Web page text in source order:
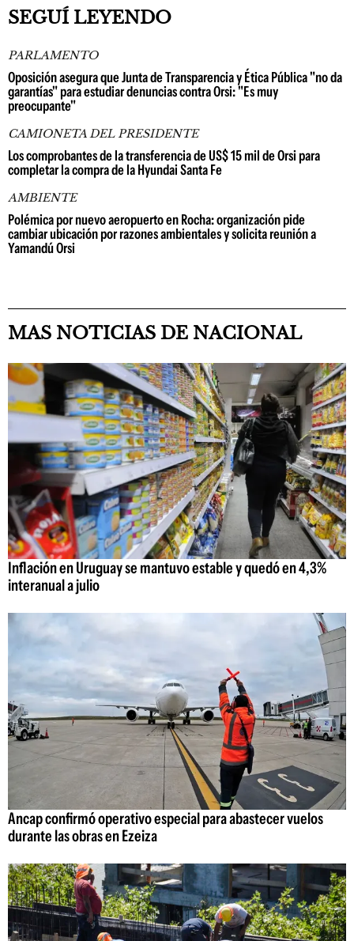
SEGUÍ LEYENDO
PARLAMENTO
Oposición asegura que Junta de Transparencia y Ética Pública "no da
garantías" para estudiar denuncias contra Orsi: "Es muy
preocupante"
CAMIONETA DEL PRESIDENTE
Los comprobantes de la transferencia de US$ 15 mil de Orsi para
completar la compra de la Hyundai Santa Fe
AMBIENTE
Polémica por nuevo aeropuerto en Rocha: organización pide
cambiar ubicación por razones ambientales y solicita reunión a
Yamandú Orsi
MAS NOTICIAS DE NACIONAL
Inflación en Uruguay se mantuvo estable y quedó en 4,3%
interanual a julio
Ancap confirmó operativo especial para abastecer vuelos
durante las obras en Ezeiza